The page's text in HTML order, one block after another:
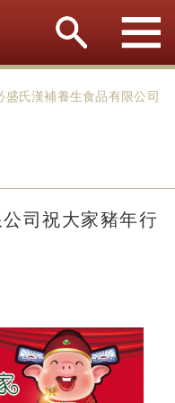
氏漢補養生食品有限公司
司祝大家豬年行